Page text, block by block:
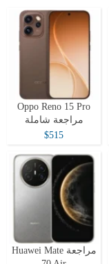
Oppo Reno 15 Pro
مراجعة شاملة
$515
مراجعة Huawei Mate